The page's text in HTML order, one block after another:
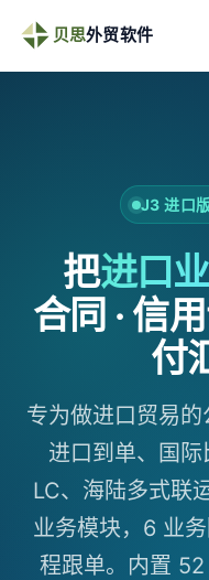
贝思外贸软件
J3 进口
把进口
合同 · 信
付
专为做进口贸易的
进口到单、国
LC、海陆多式联
业务模块，6 业
程跟单。内置